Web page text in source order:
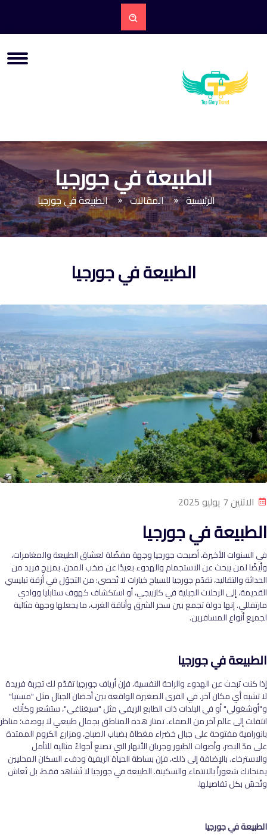
الطبيعة في جورجيا
الرئيسية المقالات الطبيعة في جورجيا
الطبيعة في جورجيا
الاثنين 7 يوليو 2025
الطبيعة في جورجيا
في السنوات الأخيرة، أصبحت جورجيا وجهة مفضّلة لعشاق الطبيعة والمغامرات،
وأيضًا لمن يبحث عن الاستجمام والهدوء بعيدًا عن صخب المدن. بمزيج فريد من
الحداثة والتقاليد، تقدّم جورجيا للسياح خيارات لا تُحصى: من التجوّل في أزقة تبليسي
القديمة، إلى الرحلات الجبلية في كازبيجي، أو استكشاف كهوف ستابليا ووادي
مارتفللي. إنها دولة تجمع بين سحر الشرق وأناقة الغرب، ما يجعلها وجهة مثالية
لجميع أنواع المسافرين.
الطبيعة في جورجيا
إذا كنت تبحث عن الهدوء والراحة النفسية، فإن أرياف جورجيا تقدّم لك تجربة فريدة
لا تشبه أي مكان آخر. في القرى الصغيرة الواقعة بين أحضان الجبال مثل "مستيا"
و"أوشغولي" أو في البلدات ذات الطابع الريفي مثل "سيغناغي"، ستشعر وكأنك
انتقلت إلى عالم آخر من الصفاء. تمتاز هذه المناطق بجمال طبيعي لا يوصف؛ مناظر
بانورامية مفتوحة على جبال خضراء مغطاة بضباب الصباح، ومزارع الكروم الممتدة
على مدّ البصر، وأصوات الطيور وجريان الأنهار التي تصنع أجواءً مثالية للتأمل
والاسترخاء. بالإضافة إلى ذلك، فإن بساطة الحياة الريفية ودفء السكان المحليين
يمنحانك شعوراً بالانتماء والسكينة. الطبيعة في جورجيا لا تُشاهد فقط، بل تُعاش
وتُحسّ بكل تفاصيلها.
الطبيعة في جورجيا